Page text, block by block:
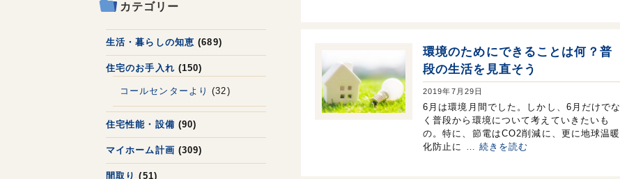
カテゴリー
生活・暮らしの知恵 (689)
住宅のお手入れ (150)
コールセンターより (32)
住宅性能・設備 (90)
マイホーム計画 (309)
間取り (51)
環境のためにできることは何？普
段の生活を見直そう
2019年7月29日
6月は環境月間でした。しかし、6月だけでな
く普段から環境について考えていきたいも
の。特に、節電はCO2削減に、更に地球温暖
化防止に
… 続きを読む